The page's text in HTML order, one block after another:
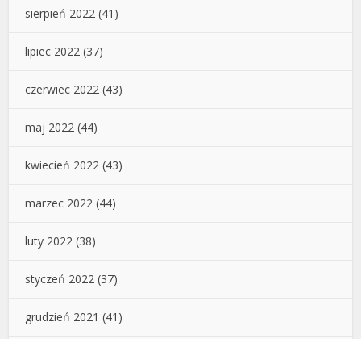
sierpień 2022 (41)
lipiec 2022 (37)
czerwiec 2022 (43)
maj 2022 (44)
kwiecień 2022 (43)
marzec 2022 (44)
luty 2022 (38)
styczeń 2022 (37)
grudzień 2021 (41)